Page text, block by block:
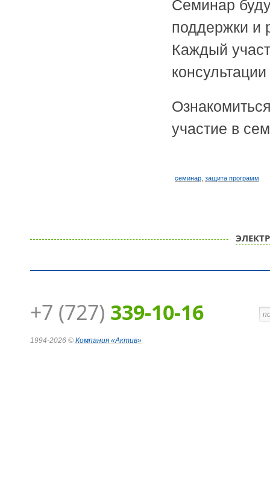
Семинар
поддержки и
Каждый
участие в
семинар защита программ
+7 (727) 339-10-16
1994-2026 © Компания «Актив»